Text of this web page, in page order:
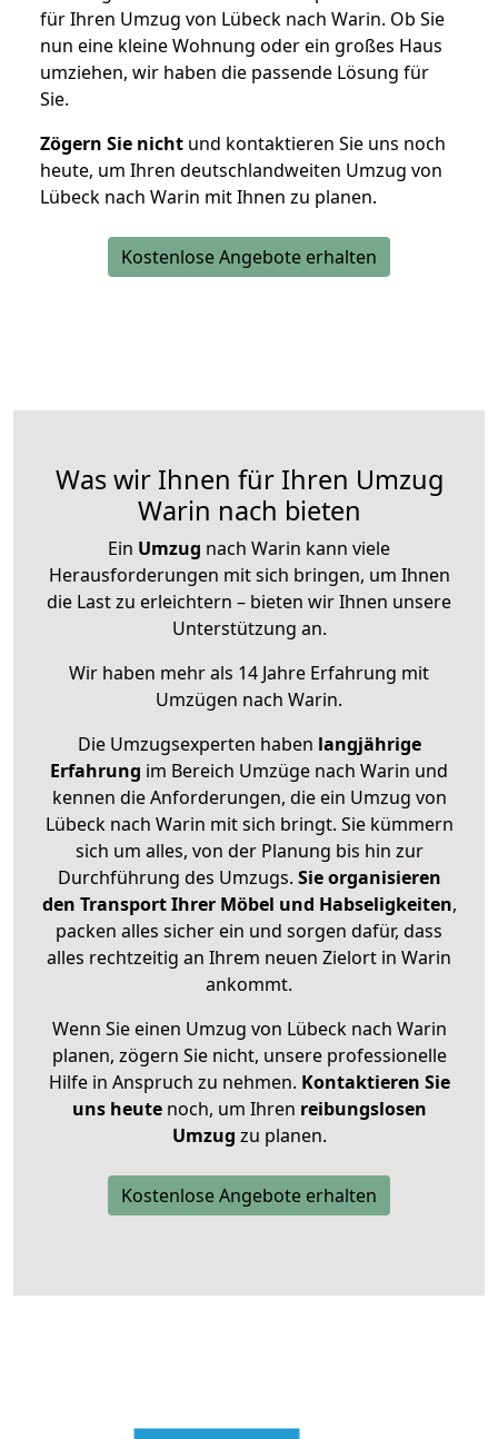
für Ihren Umzug von Lübeck nach Warin. Ob Sie
nun eine kleine Wohnung oder ein großes Haus
umziehen, wir haben die passende Lösung für
Sie.
Zögern Sie nicht und kontaktieren Sie uns noch
heute, um Ihren deutschlandweiten Umzug von
Lübeck nach Warin mit Ihnen zu planen.
Kostenlose Angebote erhalten
Was wir Ihnen für Ihren Umzug
Warin nach bieten
Ein Umzug nach Warin kann viele
Herausforderungen mit sich bringen, um Ihnen
die Last zu erleichtern – bieten wir Ihnen unsere
Unterstützung an.
Wir haben mehr als 14 Jahre Erfahrung mit
Umzügen nach Warin.
Die Umzugsexperten haben langjährige
Erfahrung im Bereich Umzüge nach Warin und
kennen die Anforderungen, die ein Umzug von
Lübeck nach Warin mit sich bringt. Sie kümmern
sich um alles, von der Planung bis hin zur
Durchführung des Umzugs. Sie organisieren
den Transport Ihrer Möbel und Habseligkeiten,
packen alles sicher ein und sorgen dafür, dass
alles rechtzeitig an Ihrem neuen Zielort in Warin
ankommt.
Wenn Sie einen Umzug von Lübeck nach Warin
planen, zögern Sie nicht, unsere professionelle
Hilfe in Anspruch zu nehmen. Kontaktieren Sie
uns heutenoch, um Ihren reibungslosen
Umzug zu planen.
Kostenlose Angebote erhalten